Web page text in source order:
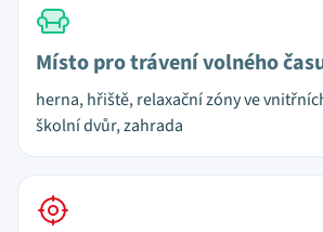
Místo pro trávení volného
herna, hřiště, relaxační zóny ve
školní dvůr, zahrada